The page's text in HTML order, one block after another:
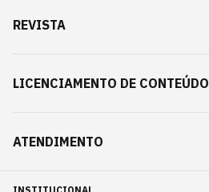
REVISTA
LICENCIAMENTO DE CONTEÚDO
ATENDIMENTO